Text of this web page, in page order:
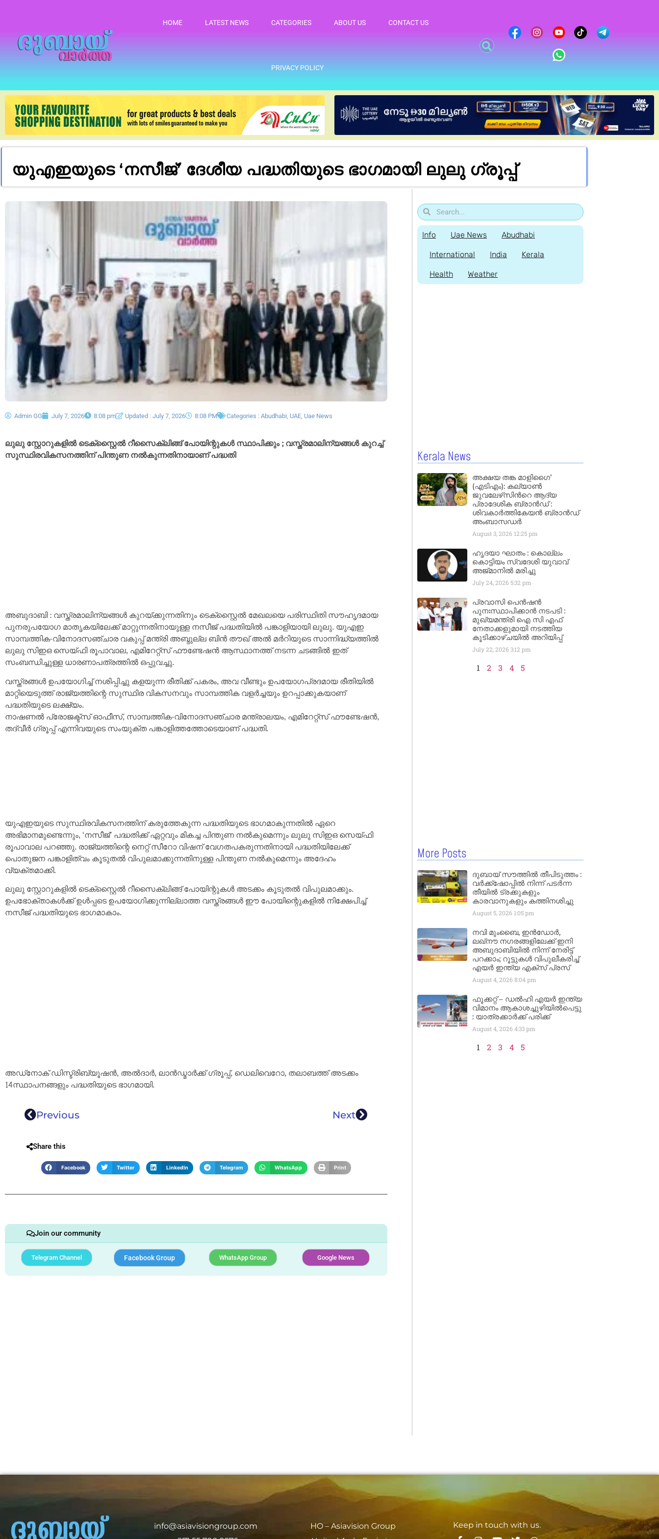
HOME LATEST NEWS CATEGORIES ABOUT US CONTACT US
PRIVACY POLICY
യുഎഇയുടെ ‘നസീജ്’ ദേശീയ പദ്ധതിയുടെ ഭാ​ഗമായി ലുലു ​ഗ്രൂപ്പ് ‌
Admin GG July 7, 2026 8:08 pm Updated : July 7, 2026 8:08 PM Categories : Abudhabi UAE Uae News
ലുലു സ്റ്റോറുകളിൽ ടെക്സ്റ്റൈൽ റീസൈക്ലിങ്ങ് പോയിന്റുകൾ സ്ഥാപിക്കും ; വസ്ത്രമാലിന്യങ്ങൾ കുറച്ച്
സുസ്ഥിരവികസനത്തിന് പിന്തുണ നൽകുന്നതിനായാണ് പദ്ധതി
അബുദാബി : വസ്ത്രമാലിന്യങ്ങൾ കുറയ്ക്കുന്നതിനും ടെക്സ്റ്റൈൽ മേഖലയെ പരിസ്ഥിതി സൗഹൃദമായ
പുനരുപയോഗ മാതൃകയിലേക്ക് മാറ്റുന്നതിനായുള്ള നസീജ് പദ്ധതിയിൽ പങ്കാളിയായി ലുലു. യുഎഇ
സാമ്പത്തിക-വിനോദസഞ്ചാര വകുപ്പ് മന്ത്രി അബ്ദുല്ല ബിൻ തൗഖ് അൽ മർറിയുടെ സാന്നിദ്ധ്യത്തിൽ
ലുലു സിഇഒ സെയ്ഫി രൂപാവാല, എമിറേറ്റ്സ് ഫൗണ്ടേഷൻ ആസ്ഥാനത്ത് നടന്ന ചടങ്ങിൽ ഇത്
സംബന്ധിച്ചുള്ള ധാരണാപത്രത്തിൽ ഒപ്പുവച്ചു.
വസ്ത്രങ്ങൾ ഉപയോഗിച്ച് നശിപ്പിച്ചു കളയുന്ന രീതിക്ക് പകരം, അവ വീണ്ടും ഉപയോഗപ്രദമായ രീതിയിൽ
മാറ്റിയെടുത്ത് രാജ്യത്തിന്റെ സുസ്ഥിര വികസനവും സാമ്പത്തിക വളർച്ചയും ഉറപ്പാക്കുകയാണ്
പദ്ധതിയുടെ ലക്ഷ്യം.
നാഷണൽ പ്രോജക്ട്‌സ് ഓഫീസ്, സാമ്പത്തിക-വിനോദസഞ്ചാര മന്ത്രാലയം, എമിറേറ്റ്‌സ് ഫൗണ്ടേഷൻ,
തദ്‌വീർ ഗ്രൂപ്പ് എന്നിവയുടെ സംയുക്ത പങ്കാളിത്തത്തോടെയാണ് പദ്ധതി.
യുഎഇയുടെ സുസ്ഥിരവികസനത്തിന് കരുത്തേകുന്ന പദ്ധതിയുടെ ഭാ​ഗമാകുന്നതിൽ ഏറെ
അഭിമാനമുണ്ടെന്നും, ‘നസീജ്’ പദ്ധതിക്ക് ഏറ്റവും മികച്ച പിന്തുണ നൽകുമെന്നും ലുലു സിഇഒ സെയ്ഫി
രൂപാവാല പറഞ്ഞു. രാജ്യത്തിന്റെ നെറ്റ് സീറോ വിഷന് വേ​ഗതപകരുന്നതിനായി പദ്ധതിയിലേക്ക്
പൊതുജന പങ്കാളിത്വം കൂടുതൽ വിപുലമാക്കുന്നതിനുള്ള പിന്തുണ നൽകുമെന്നും അദേഹം
വ്യക്തമാക്കി.
ലുലു സ്റ്റോറുകളിൽ ടെക്സ്റ്റൈൽ റീസൈക്ലിങ്ങ് പോയിന്റുകൾ അടക്കം കൂടുതൽ വിപുലമാക്കും.
ഉപഭോക്താകൾക്ക് ഉൾപ്പടെ ഉപയോ​ഗിക്കുന്നില്ലാത്ത വസ്ത്രങ്ങൾ ഈ പോയിന്റെുകളിൽ നിക്ഷേപിച്ച്
നസീജ് പദ്ധതിയുടെ ഭാ​ഗമാകാം.
അഡ്നോക് ഡിസ്ട്രിബ്യൂഷൻ, അൽദാർ, ലാൻഡ്മാർക്ക് ​ഗ്രൂപ്പ്, ഡെലിവെറോ, തലാബത്ത് അടക്കം
14സ്ഥാപനങ്ങളും പ​ദ്ധതിയുടെ ഭാ​ഗമായി.
Previous Next
Share this
Facebook Twitter LinkedIn Telegram WhatsApp Print
Join our community
Telegram Channel Facebook Group WhatsApp Group Google News
Info Uae News Abudhabi
International India Kerala
Health Weather
Kerala News
അക്ഷയ തങ്ക മാളിഗൈ’
(എടിഎം): കല്യാണ്‍
ജുവലേഴ്‌സിന്‍റെ ആദ്യ
പ്രാദേശിക ബ്രാന്‍ഡ് :
ശിവകാര്‍ത്തികേയന്‍ ബ്രാന്‍ഡ്
അംബാസഡര്‍
August 3, 2026 12:25 pm
ഹൃദയാ ഘാതം : കൊല്ലം
കൊട്ടിയം സ്വദേശി യുവാവ്
അജ്മാനിൽ മരിച്ചു
July 24, 2026 5:32 pm
പ്രവാസി പെൻഷൻ
പുനഃസ്ഥാപിക്കാൻ നടപടി :
മുഖ്യമന്ത്രി ഐ സി എഫ്
നേതാക്കളുമായി നടത്തിയ
കൂടിക്കാഴ്ചയിൽ അറിയിപ്പ്
July 22, 2026 3:12 pm
1 2 3 4 5
More Posts
ദുബായ് സൗത്തിൽ തീപിടുത്തം :
വർക്ക്‌ഷോപ്പിൽ നിന്ന് പടർന്ന
തീയിൽ ട്രക്കുകളും
കാരവാനുകളും കത്തിനശിച്ചു
August 5, 2026 1:05 pm
നവി മുംബൈ, ഇൻഡോർ,
ലഖ്നൗ നഗരങ്ങളിലേക്ക് ഇനി
അബുദാബിയിൽ നിന്ന് നേരിട്ട്
പറക്കാം; റൂട്ടുകൾ വിപുലീകരിച്ച്
എയർ ഇന്ത്യ എക്സ് പ്രസ്
August 4, 2026 8:04 pm
ഫൂക്കറ്റ് – ഡൽഹി എയര്‍ ഇന്ത്യ
വിമാനം ആകാശച്ചുഴിയില്‍പെട്ടു
: യാത്രക്കാര്‍ക്ക് പരിക്ക്
August 4, 2026 4:33 pm
1 2 3 4 5
info@asiavisiongroup.com
HO – Asiavision Group
Keep in touch with us.